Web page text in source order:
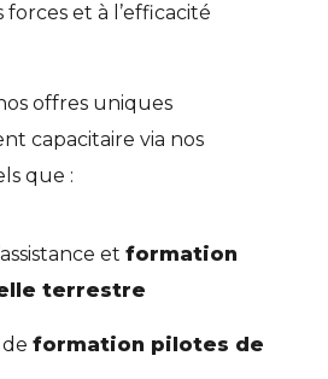
forces et à l’efficacité
offres uniques
capacitaire via nos
que :
et formation
terrestre
formation pilotes de